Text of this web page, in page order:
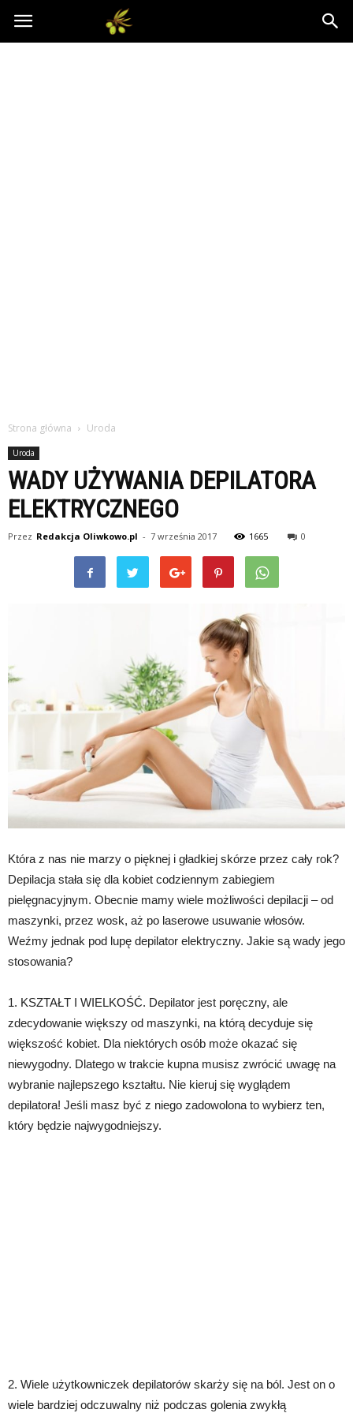
Oliwkowo.pl
Strona główna Uroda
Uroda
WADY UŻYWANIA DEPILATORA
ELEKTRYCZNEGO
Przez Redakcja Oliwkowo.pl - 7 września 2017 1665 0
Która z nas nie marzy o pięknej i gładkiej skórze przez cały rok?
Depilacja stała się dla kobiet codziennym zabiegiem
pielęgnacyjnym. Obecnie mamy wiele możliwości depilacji – od
maszynki, przez wosk, aż po laserowe usuwanie włosów.
Weźmy jednak pod lupę depilator elektryczny. Jakie są wady jego
stosowania?
1. KSZTAŁT I WIELKOŚĆ. Depilator jest poręczny, ale
zdecydowanie większy od maszynki, na którą decyduje się
większość kobiet. Dla niektórych osób może okazać się
niewygodny. Dlatego w trakcie kupna musisz zwrócić uwagę na
wybranie najlepszego kształtu. Nie kieruj się wyglądem
depilatora! Jeśli masz być z niego zadowolona to wybierz ten,
który będzie najwygodniejszy.
2. Wiele użytkowniczek depilatorów skarży się na ból. Jest on o
wiele bardziej odczuwalny niż podczas golenia zwykłą